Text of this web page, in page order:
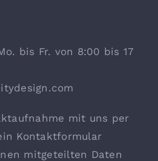
bis Fr. von 8:00 bis 17
mit uns per
Kontaktformular
mitgeteilten Daten